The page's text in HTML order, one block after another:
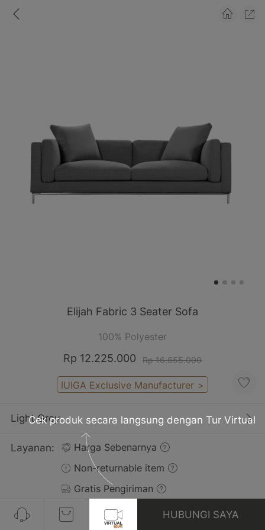
Elijah Fabric 3 Seater Sofa
100% Polyester
Rp 12.225.000 Rp 16.655.000
IUIGA Exclusive Manufacturer >
Light Grey
Layanan:
Harga Sebenarnya
Non-returnable item
Gratis Pengiriman
Ulasan(1)
HUBUNGI SAYA
Cek produk secara langsung dengan Tur Virtual